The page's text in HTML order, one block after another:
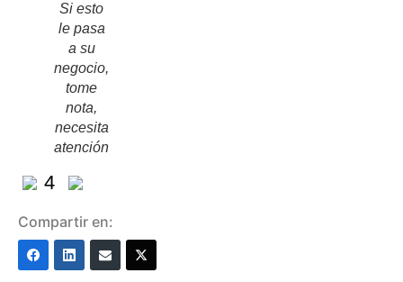
Si esto
le pasa
a su
negocio,
tome
nota,
necesita
atención
4
Compartir en: